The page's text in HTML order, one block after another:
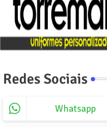
Redes Sociais
Whatsapp